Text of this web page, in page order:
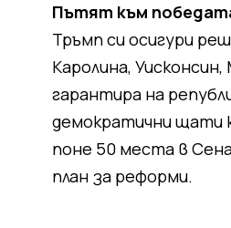
Пътят към
Тръмп си осигури
Каролина,
гарантира на
демократични щати
поне 50 места в
план за реформи.